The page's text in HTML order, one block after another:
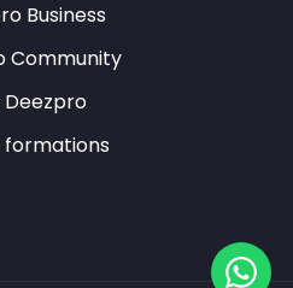
Business
Community
Deezpro
formations